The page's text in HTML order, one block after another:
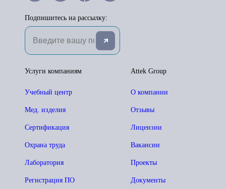
Подпишитесь на рассылку:
Attek Group
О компании
Отзывы
Лицензии
Вакансии
Проекты
Документы
Услуги компаниям
Учебный центр
Мед. изделия
Сертификация
Охрана труда
Лаборатория
Регистрация ПО